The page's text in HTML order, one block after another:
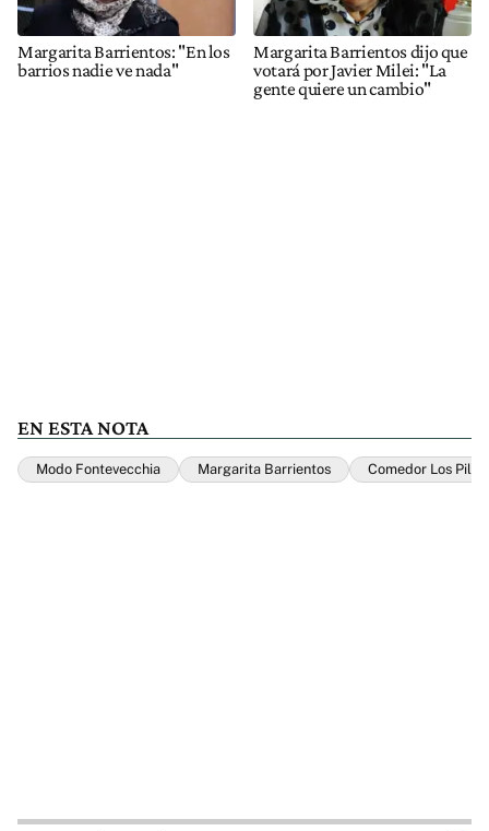
Margarita Barrientos: "En los
barrios nadie ve nada"
Margarita Barrientos dijo que
votará por Javier Milei: "La
gente quiere un cambio"
EN ESTA NOTA
Modo Fontevecchia Margarita Barrientos Comedor Los